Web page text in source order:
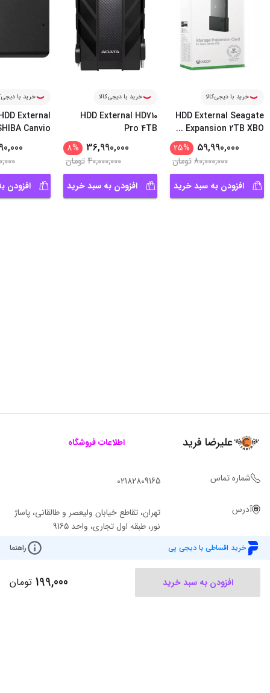
خرید با دیجی‌کالا
HDD External Seagate
Expansion 2TB XBO
...
59,990,000
%
25
80,000,000تومان
افزودن به سبد خرید
خرید با دیجی‌کالا
HDD External HD710
Pro 4TB
36,990,000
%
8
40,000,000تومان
افزودن به سبد خرید
خرید با
External
Canvio
افزودن
خرید اقساطی با دیجی پی راهنما
افزودن به سبد خرید 199,000 تومان
علیرضا فرید اطلاعات فروشگاه
شماره تماس 02182809165
آدرس
تهران، تقاطع خیابان ولیعصر و طالقانی، پاساژ
نور، طبقه اول تجاری، واحد 9165